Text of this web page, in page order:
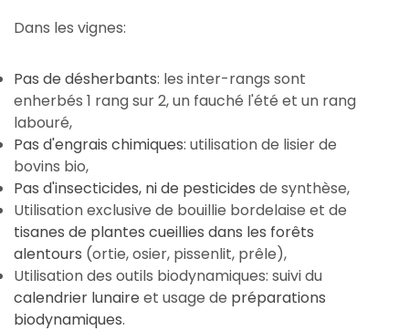
Dans les vignes:
Pas de désherbants: les inter-rangs sont
enherbés 1 rang sur 2, un fauché l'été et un rang
labouré,
Pas d'engrais chimiques: utilisation de lisier de
bovins bio,
Pas d'insecticides, ni de pesticides de synthèse,
Utilisation exclusive de bouillie bordelaise et de
tisanes de plantes cueillies dans les forêts
alentours (ortie, osier, pissenlit, prêle),
Utilisation des outils biodynamiques: suivi du
calendrier lunaire et usage de préparations
biodynamiques.